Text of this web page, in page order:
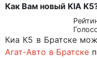
Как Вам новый KIA
Киа К5 в Братске
Агат-Авто в Братске